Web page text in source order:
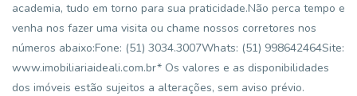
academia, tudo em torno para sua praticidade.Não perca tempo e
venha nos fazer uma visita ou chame nossos corretores nos
números abaixo:Fone: (51) 3034.3007Whats: (51) 998642464Site:
www.imobiliariaideali.com.br* Os valores e as disponibilidades
dos imóveis estão sujeitos a alterações, sem aviso prévio.